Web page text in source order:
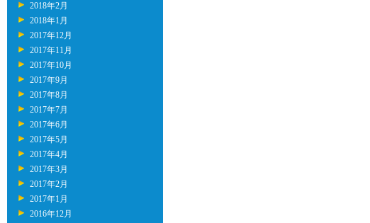
2018年2月
2018年1月
2017年12月
2017年11月
2017年10月
2017年9月
2017年8月
2017年7月
2017年6月
2017年5月
2017年4月
2017年3月
2017年2月
2017年1月
2016年12月